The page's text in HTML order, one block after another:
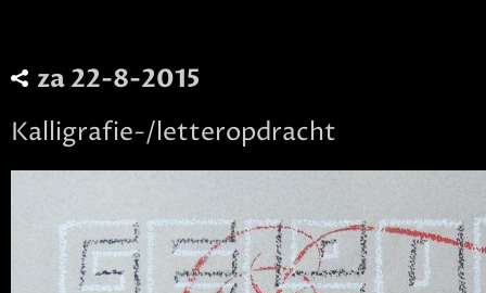
za 22-8-2015
Kalligrafie-/letteropdracht